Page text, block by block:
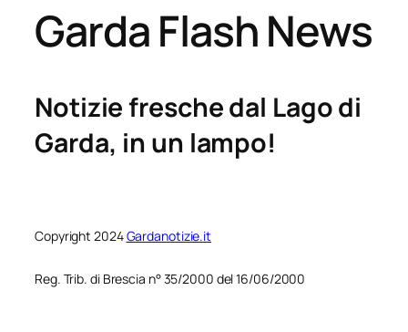
Garda Flash News
Notizie fresche dal Lago di
Garda, in un lampo!
Copyright 2024Gardanotizie.it
Reg. Trib. di Brescia n° 35/2000 del 16/06/2000